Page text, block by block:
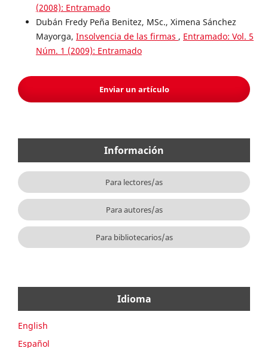
(2008): Entramado
Dubán Fredy Peña Benitez, MSc., Ximena Sánchez
Mayorga, Insolvencia de las firmas , Entramado: Vol. 5
Núm. 1 (2009): Entramado
Enviar un artículo
Información
Para lectores/as
Para autores/as
Para bibliotecarios/as
Idioma
English
Español